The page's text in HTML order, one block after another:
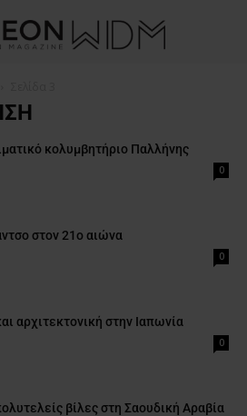
κολυμβητήριο Παλλήνης
0
στον 21ο αιώνα
0
αρχιτεκτονική στην Ιαπωνία
0
βίλες στη Σαουδική Αραβία